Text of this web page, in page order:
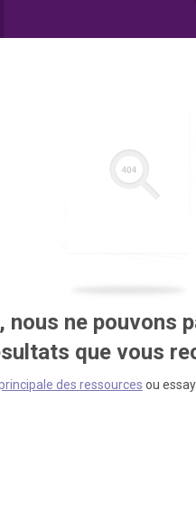
nous ne pouvons
que vous
des ressources ou